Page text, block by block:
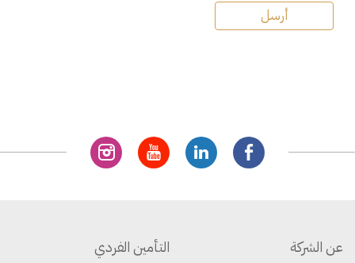
عن الشركة التأمين الفردي